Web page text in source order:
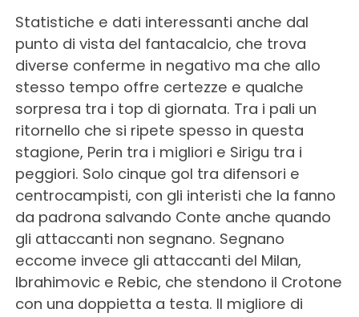
Statistiche e dati interessanti anche dal
punto di vista del fantacalcio, che trova
diverse conferme in negativo ma che allo
stesso tempo offre certezze e qualche
sorpresa tra i top di giornata. Tra i pali un
ritornello che si ripete spesso in questa
stagione, Perin tra i migliori e Sirigu tra i
peggiori. Solo cinque gol tra difensori e
centrocampisti, con gli interisti che la fanno
da padrona salvando Conte anche quando
gli attaccanti non segnano. Segnano
eccome invece gli attaccanti del Milan,
Ibrahimovic e Rebic, che stendono il Crotone
con una doppietta a testa. Il migliore di